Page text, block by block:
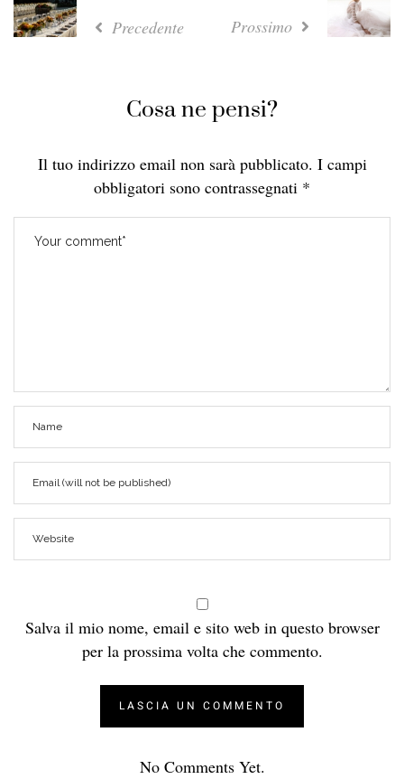
Precedente Prossimo
Cosa ne pensi?
Il tuo indirizzo email non sarà pubblicato. I campi
obbligatori sono contrassegnati *
Salva il mio nome, email e sito web in questo browser
per la prossima volta che commento.
No Comments Yet.